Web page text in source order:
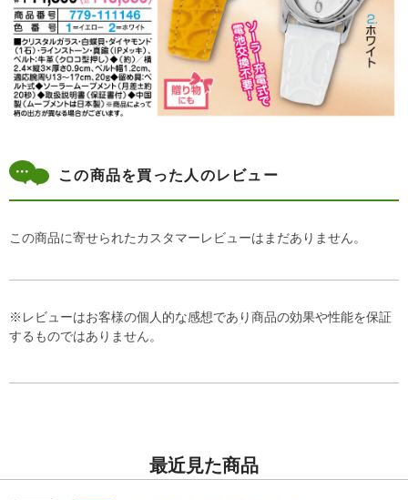
この商品を買った人のレビュー
この商品に寄せられたカスタマーレビューはまだありません。
※レビューはお客様の個人的な感想であり商品の効果や性能を保証
するものではありません。
最近見た商品